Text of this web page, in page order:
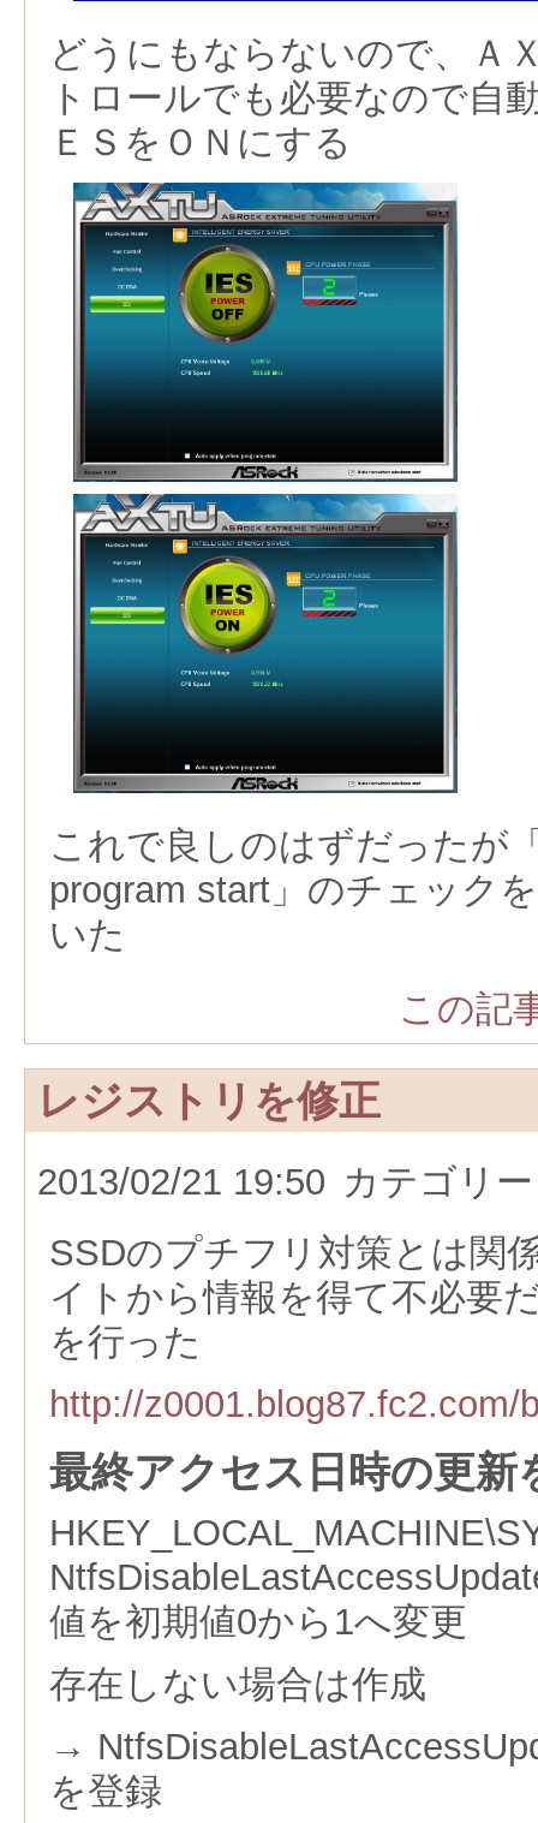
どうにもならないので、Ａ
トロールでも必要なので自
ＥＳをＯＮにする
これで良しのはずだったが
program start」のチェック
いた
この記
レジストリを修正
2013/02/21 19:50 カテゴリ
SSDのプチフリ対策とは関
イトから情報を得て不必要
を行った
http://z0001.blog87.fc2.com/
最終アクセス日時の更新
値を初期値0から1へ変更
存在しない場合は作成
→
を登録